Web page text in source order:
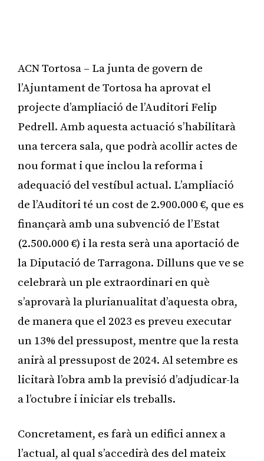
ACN Tortosa – La junta de govern de
l’Ajuntament de Tortosa ha aprovat el
projecte d’ampliació de l’Auditori Felip
Pedrell. Amb aquesta actuació s’habilitarà
una tercera sala, que podrà acollir actes de
nou format i que inclou la reforma i
adequació del vestíbul actual. L’ampliació
de l’Auditori té un cost de 2.900.000 €, que es
finançarà amb una subvenció de l’Estat
(2.500.000 €) i la resta serà una aportació de
la Diputació de Tarragona. Dilluns que ve se
celebrarà un ple extraordinari en què
s’aprovarà la plurianualitat d’aquesta obra,
de manera que el 2023 es preveu executar
un 13% del pressupost, mentre que la resta
anirà al pressupost de 2024. Al setembre es
licitarà l’obra amb la previsió d’adjudicar-la
a l’octubre i iniciar els treballs.
Concretament, es farà un edifici annex a
l’actual, al qual s’accedirà des del mateix